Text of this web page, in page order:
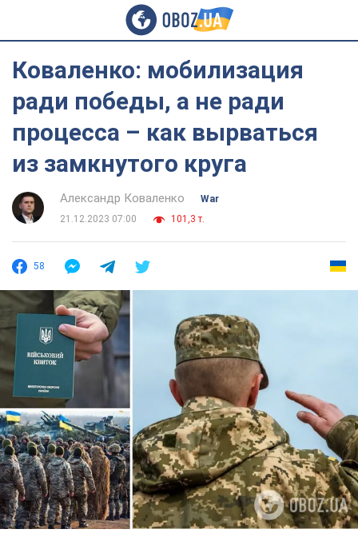
Коваленко: мобилизация
ради победы, а не ради
процесса – как вырваться
из замкнутого круга
Александр Коваленко
War
21.12.2023 07:00
101,3 т.
58